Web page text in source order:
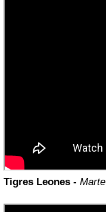
Tigres Leones - Marte